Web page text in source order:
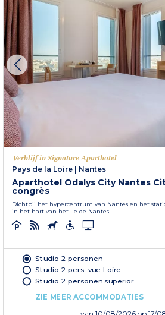
Verblijf in Signature Aparthotel
Pays de la Loire
Nantes
Aparthotel Odalys City Nantes
congrès
Dichtbij het hypercentrum van Nantes en het
in het hart van het Ile de Nantes!
Studio 2 personen
Studio 2 pers. vue Loire
Studio 2 personen superior
ZIE MEER ACCOMMODATIES